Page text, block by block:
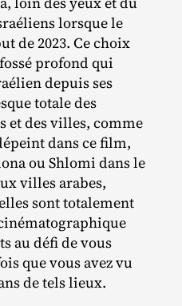
lorsque le
de 2023. Ce choix
profond qui
depuis ses
totale des
et des villes, comme
dans ce film,
ou Shlomi dans le
villes arabes,
sont totalement
au défi de vous
que vous avez vu
de tels lieux.